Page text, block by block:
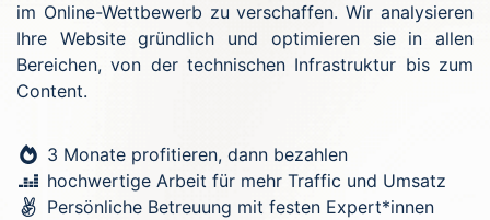
im Online-Wettbewerb zu verschaffen. Wir analysieren
Ihre Website gründlich und optimieren sie in allen
Bereichen, von der technischen Infrastruktur bis zum
Content.
3 Monate profitieren, dann bezahlen
hochwertige Arbeit für mehr Traffic und Umsatz
Persönliche Betreuung mit festen Expert*innen